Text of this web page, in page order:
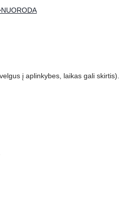
į aplinkybes, laikas gali skirtis).